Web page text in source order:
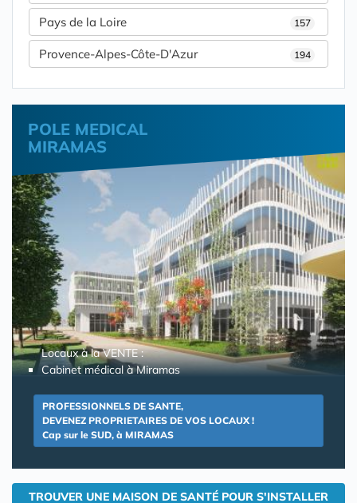
Pays de la Loire 157
Provence-Alpes-Côte-D'Azur 194
POLE MEDICAL
MIRAMAS
Locaux à la VENTE :
Cabinet médical à Miramas
PROFESSIONNELS DE SANTE,
DEVENEZ PROPRIETAIRES DE VOS LOCAUX !
Cap sur le SUD, à MIRAMAS
TROUVER UNE MAISON DE SANTÉ POUR S'INSTALLER